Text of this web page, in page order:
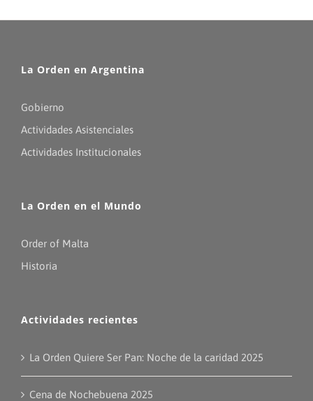
La Orden en Argentina
Gobierno
Actividades Asistenciales
Actividades Institucionales
La Orden en el Mundo
Order of Malta
Historia
Actividades recientes
La Orden Quiere Ser Pan: Noche de la caridad 2025
Cena de Nochebuena 2025